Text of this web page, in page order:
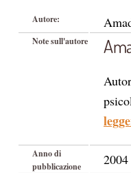
Autore:
Note sull'autore
Anno di
pubblicazione
2004